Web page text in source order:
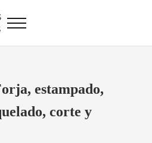
IAE CNAE
Menu
estampado,
corte y